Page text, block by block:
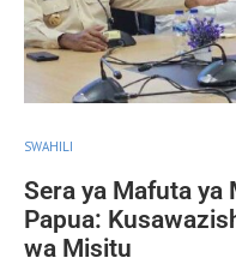
SWAHILI
Sera ya Mafuta ya
Papua:
wa Misitu